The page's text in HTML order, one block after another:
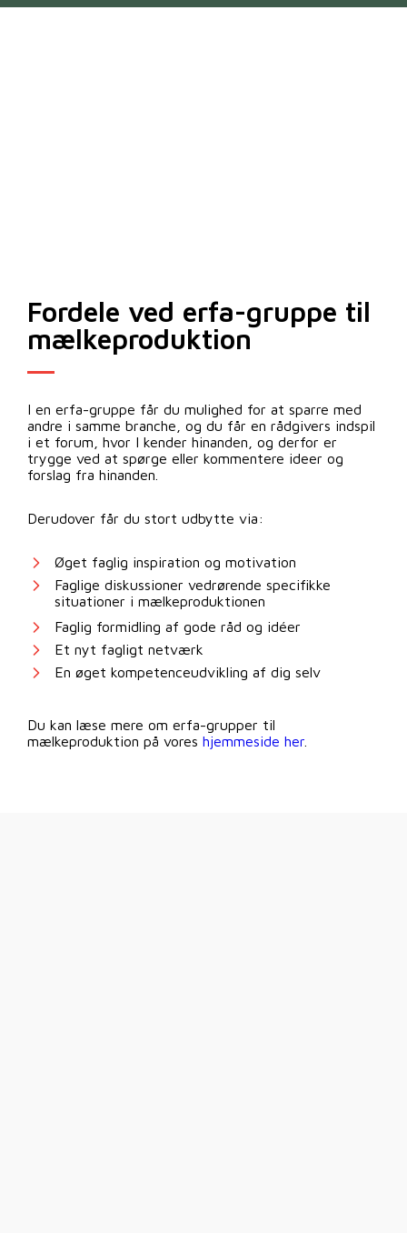
Fordele ved erfa-gruppe til
mælkeproduktion
I en erfa-gruppe får du mulighed for at sparre med
andre i samme branche, og du får en rådgivers indspil
i et forum, hvor I kender hinanden, og derfor er
trygge ved at spørge eller kommentere ideer og
forslag fra hinanden.
Derudover får du stort udbytte via:
Øget faglig inspiration og motivation
Faglige diskussioner vedrørende specifikke
situationer i mælkeproduktionen
Faglig formidling af gode råd og idéer
Et nyt fagligt netværk
En øget kompetenceudvikling af dig selv
Du kan læse mere om erfa-grupper til
mælkeproduktion på vores hjemmeside her